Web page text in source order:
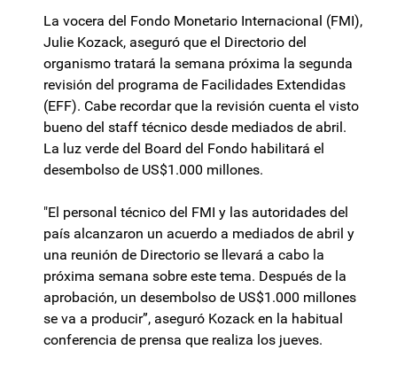
La vocera del Fondo Monetario Internacional (FMI),
Julie Kozack, aseguró que el Directorio del
organismo tratará la semana próxima la segunda
revisión del programa de Facilidades Extendidas
(EFF). Cabe recordar que la revisión cuenta el visto
bueno del staff técnico desde mediados de abril.
La luz verde del Board del Fondo habilitará el
desembolso de US$1.000 millones.
"El personal técnico del FMI y las autoridades del
país alcanzaron un acuerdo a mediados de abril y
una reunión de Directorio se llevará a cabo la
próxima semana sobre este tema. Después de la
aprobación, un desembolso de US$1.000 millones
se va a producir”, aseguró Kozack en la habitual
conferencia de prensa que realiza los jueves.